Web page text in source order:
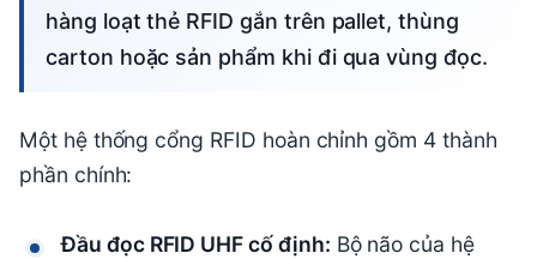
hàng loạt thẻ RFID gắn trên pallet, thùng
carton hoặc sản phẩm khi đi qua vùng đọc.
Một hệ thống cổng RFID hoàn chỉnh gồm 4 thành
phần chính:
Đầu đọc RFID UHF cố định: Bộ não của hệ